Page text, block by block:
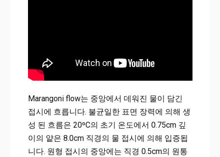
Marangoni flow는 중앙에서 데워진 물이 담긴
접시에 흐릅니다. 불균일한 표면 장력에 의해 생
성 된 흐름은 20ºC의 초기 온도에서 0.75cm 깊
이의 얕은 8.0cm 직경의 물 접시에 의해 입증됩
니다. 원형 접시의 중앙에는 직경 0.5cm의 원통